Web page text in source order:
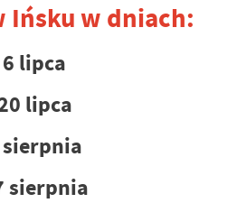
Ińsku w dniach:
6 lipca
lipca
sierpnia